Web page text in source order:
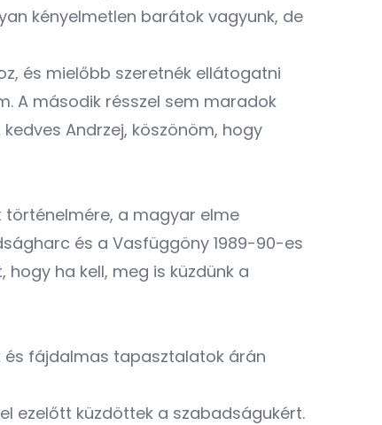
kényelmetlen barátok vagyunk, de
és mielőbb szeretnék ellátogatni
A második résszel sem maradok
Andrzej, köszönöm, hogy
történelmére, a magyar elme
és a Vasfüggöny 1989-90-es
ha kell, meg is küzdünk a
és fájdalmas tapasztalatok árán
ezelőtt küzdöttek a szabadságukért.